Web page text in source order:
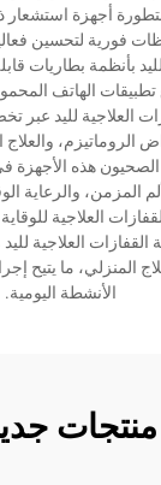
أجهزة استشعار
فورية لتحسين
بأنظمة بطاريات
الهاتف
العلاجية لليد
والعلاج
هذه الأجهزة
المزمن، والرعاية
العلاجية
العلاجية
المنزلي، ما يتيح
الأنشطة اليومية.
منتجات